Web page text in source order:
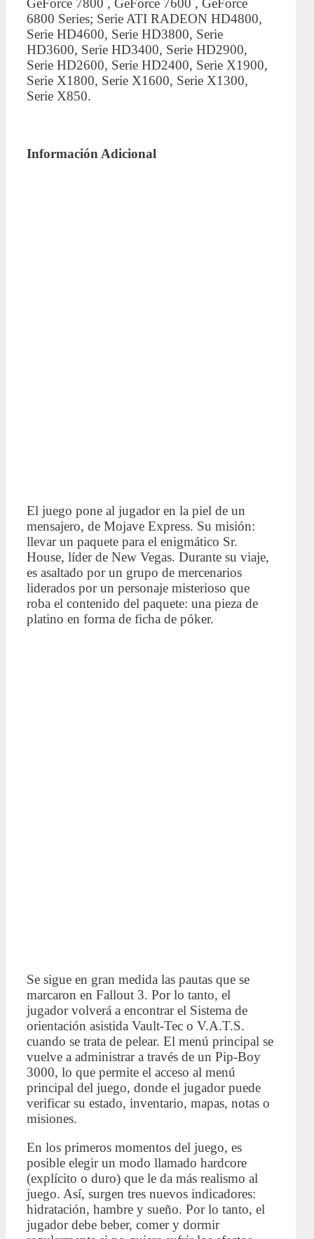
GeForce 7800 , GeForce 7600 , GeForce
6800 Series; Serie ATI RADEON HD4800,
Serie HD4600, Serie HD3800, Serie
HD3600, Serie HD3400, Serie HD2900,
Serie HD2600, Serie HD2400, Serie X1900,
Serie X1800, Serie X1600, Serie X1300,
Serie X850.
Información Adicional
El juego pone al jugador en la piel de un
mensajero, de Mojave Express. Su misión:
llevar un paquete para el enigmático Sr.
House, líder de New Vegas. Durante su viaje,
es asaltado por un grupo de mercenarios
liderados por un personaje misterioso que
roba el contenido del paquete: una pieza de
platino en forma de ficha de póker.
Se sigue en gran medida las pautas que se
marcaron en Fallout 3. Por lo tanto, el
jugador volverá a encontrar el Sistema de
orientación asistida Vault-Tec o V.A.T.S.
cuando se trata de pelear. El menú principal se
vuelve a administrar a través de un Pip-Boy
3000, lo que permite el acceso al menú
principal del juego, donde el jugador puede
verificar su estado, inventario, mapas, notas o
misiones.
En los primeros momentos del juego, es
posible elegir un modo llamado hardcore
(explícito o duro) que le da más realismo al
juego. Así, surgen tres nuevos indicadores:
hidratación, hambre y sueño. Por lo tanto, el
jugador debe beber, comer y dormir